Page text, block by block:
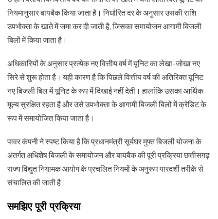
नियमानुसार बायबैक किया जाता है। निर्धारित दर के अनुसार उसकी राशि
उपभोक्ता के खाते में जमा कर दी जाती है, जिसका समायोजन आगामी बिजली
बिलों में किया जाता है।
अधिकारियों के अनुसार प्रत्येक नए वित्तीय वर्ष में यूनिट का लेखा-जोखा नए
सिरे से शुरू होता है। यही कारण है कि पिछले वित्तीय वर्ष की अतिरिक्त यूनिट
नए बिजली बिल में यूनिट के रूप में दिखाई नहीं देती। हालांकि उसका आर्थिक
मूल्य सुरक्षित रहता है और उसे उपभोक्ता के आगामी बिजली बिलों में क्रेडिट के
रूप में समायोजित किया जाता है।
पावर कंपनी ने स्पष्ट किया है कि प्रधानमंत्री सूर्यघर मुफ्त बिजली योजना के
अंतर्गत अधिशेष बिजली के समायोजन और बायबैक की पूरी प्रक्रिया छत्तीसगढ़
राज्य विद्युत नियामक आयोग के प्रचलित नियमों के अनुरूप पारदर्शी तरीके से
संचालित की जाती है।
समझिए पूरी प्रक्रिया